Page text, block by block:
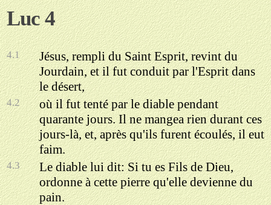
Luc 4
4.1
Jésus, rempli du Saint Esprit, revint du
Jourdain, et il fut conduit par l'Esprit dans
le désert,
4.2
où il fut tenté par le diable pendant
quarante jours. Il ne mangea rien durant ces
jours-là, et, après qu'ils furent écoulés, il eut
faim.
4.3
Le diable lui dit: Si tu es Fils de Dieu,
ordonne à cette pierre qu'elle devienne du
pain.